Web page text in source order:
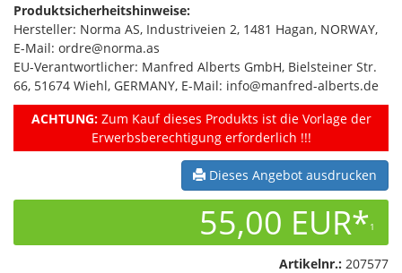
Produktsicherheitshinweise:
Hersteller: Norma AS, Industriveien 2, 1481 Hagan, NORWAY,
E-Mail: ordre@norma.as
EU-Verantwortlicher: Manfred Alberts GmbH, Bielsteiner Str.
66, 51674 Wiehl, GERMANY, E-Mail: info@manfred-alberts.de
ACHTUNG:Zum Kauf dieses Produkts ist die Vorlage der
Erwerbsberechtigung erforderlich !!!
Dieses Angebot ausdrucken
55,00 EUR*1
Artikelnr.: 207577